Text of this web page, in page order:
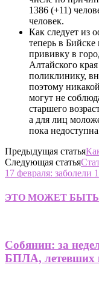
1386 (+11)
человек.
Как следует из
теперь в Бийске
прививку в
Алтайского
поликлинику,
поэтому
могут не
старшего
а для лиц
пока
Предыдущая статья
Следующая статья
17 февраля: заболели
ЭТО МОЖЕТ
Собянин: за
БПЛА, летевших